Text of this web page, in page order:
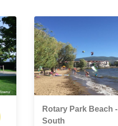
Rotary Park Beach -
South